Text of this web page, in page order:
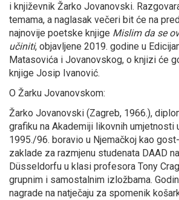
i književnik Žarko Jovanovski.
temama, a naglasak večeri bit će na
najnovije poetske knjige Mislim da se
učiniti, objavljene 2019. godine u
Matasovića i Jovanovskog, o knjizi će
knjige Josip Ivanović.
O Žarku Jovanovskom:
Žarko Jovanovski (Zagreb, 1966.),
grafiku na Akademiji likovnih umjetnosti
1995./96. boravio u Njemačkoj kao
zaklade za razmjenu studenata DAAD
Düsseldorfu u klasi profesora Tony
grupnim i samostalnim izložbama.
nagrade na natječaju za spomenik